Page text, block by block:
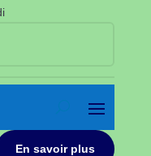
En savoir plus